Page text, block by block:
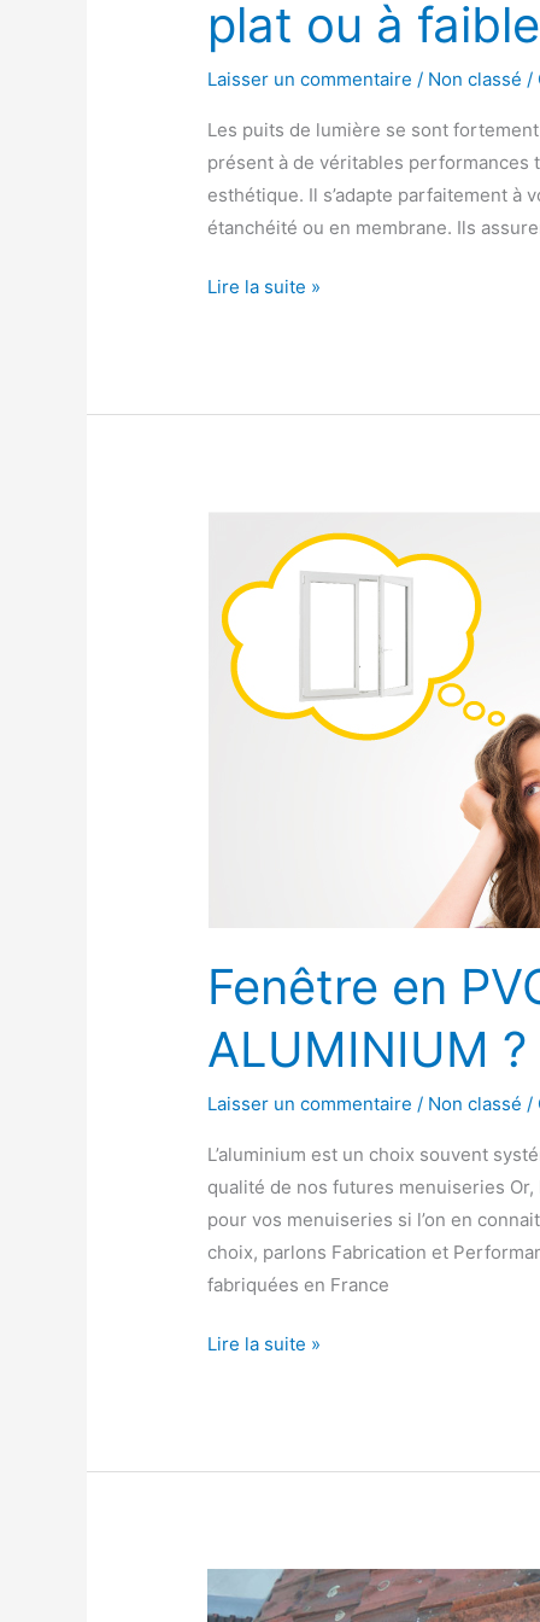
plat ou à
Laisser un commentaire / Non classé /
Les puits de lumière se sont
présent à de véritables
esthétique. Il s’adapte parfaitement à
étanchéité ou en membrane. Ils
Lire la suite »
Fenêtre en
ALUMINIUM ?
Laisser un commentaire / Non classé /
L’aluminium est un choix souvent
qualité de nos futures menuiseries
pour vos menuiseries si l’on en
choix, parlons Fabrication et
fabriquées en France
PVC
ou
ALUMINIUM
Lire la suite »
: